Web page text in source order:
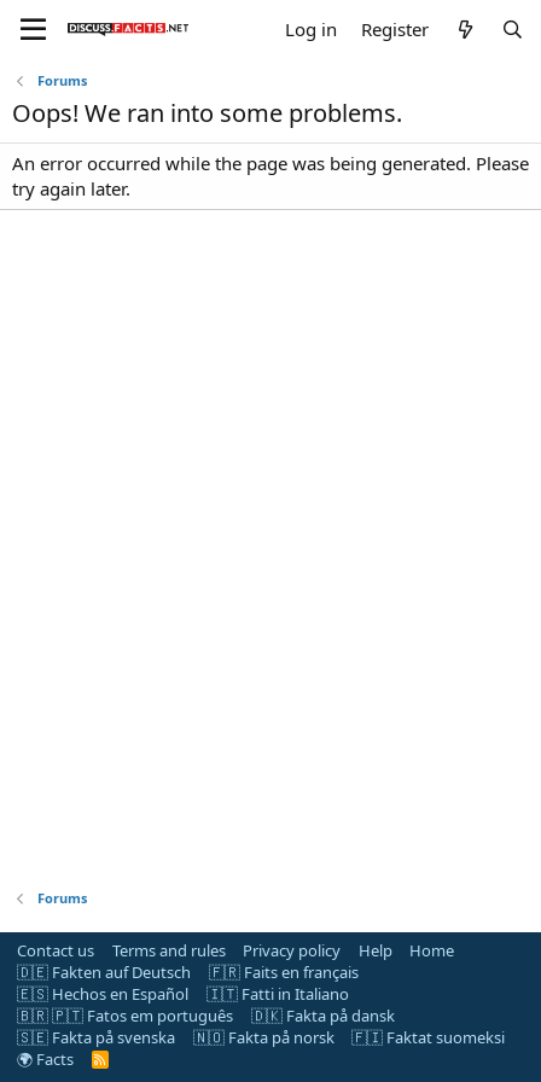
Log in Register
Forums
Oops! We ran into some problems.
An error occurred while the page was being generated. Please
try again later.
Forums
Contact us Terms and rules Privacy policy Help
Home
🇩🇪 Fakten auf Deutsch
🇫🇷 Faits en français
🇪🇸 Hechos en Español
🇮🇹 Fatti in Italiano
🇧🇷 🇵🇹 Fatos em português
🇩🇰 Fakta på dansk
🇸🇪 Fakta på svenska
🇳🇴 Fakta på norsk
🇫🇮 Faktat suomeksi
🌍 Facts
R